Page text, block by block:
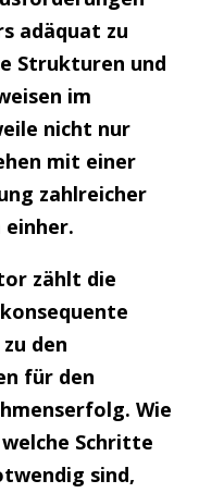
adäquat zu
Strukturen und
im
nicht nur
mit einer
zahlreicher
einher.
zählt die
den
für den
Wie
Schritte
sind,